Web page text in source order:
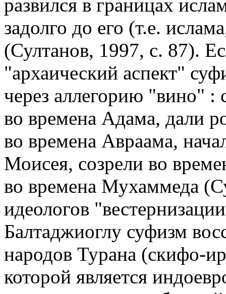
развился в границах
задолго до его (т.е.
(Султанов, 1997, с. 87).
"архаический аспект"
через аллегорию "вино" :
во времена Адама, дали
во времена Авраама,
Моисея, созрели во
во времена Мухаммеда
идеологов
Балтаджиоглу суфизм
народов Турана (скифо-
которой является